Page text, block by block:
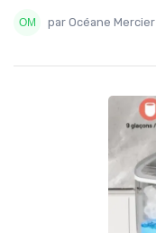
par Océane Mercier